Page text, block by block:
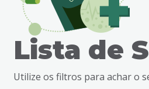
busca
Lista de
Utilize os filtros para achar o